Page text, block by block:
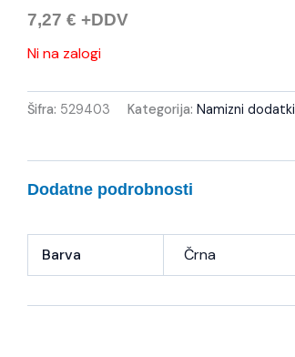
7,27€ +DDV
Ni na zalogi
Šifra: 529403 Kategorija:Namizni dodatki
Dodatne podrobnosti
Barva Črna